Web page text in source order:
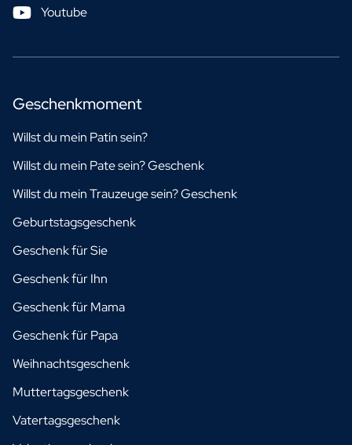
Youtube
Geschenkmoment
Willst du mein Patin sein?
Willst du mein Pate sein? Geschenk
Willst du mein Trauzeuge sein? Geschenk
Geburtstagsgeschenk
Geschenk für Sie
Geschenk für Ihn
Geschenk für Mama
Geschenk für Papa
Weihnachtsgeschenk
Muttertagsgeschenk
Vatertagsgeschenk